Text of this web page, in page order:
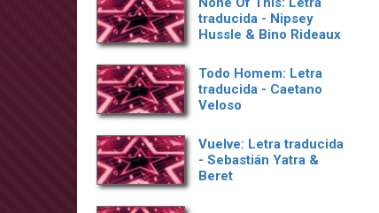
traducida - Nipsey
Hussle & Bino Rideaux
Todo Homem: Letra
traducida - Caetano
Veloso
Vuelve: Letra traducida
- Sebastián Yatra &
Beret